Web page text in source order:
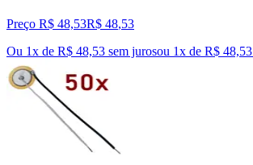
Preço R$ 48,53R$ 48,53
Ou 1x de R$ 48,53 sem jurosou 1x de R$ 48,53